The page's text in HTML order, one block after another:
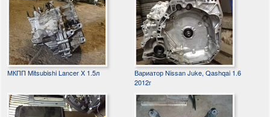
МКПП Mitsubishi Lancer X 1.5л
Вариатор Nissan Juke, Qashqai 1.6
2012г